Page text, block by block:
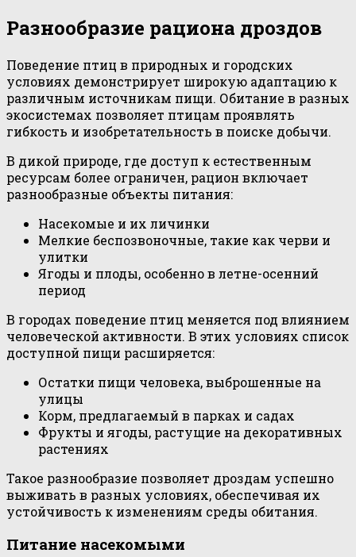
Разнообразие рациона дроздов
Поведение птиц в природных и городских
условиях демонстрирует широкую адаптацию к
различным источникам пищи. Обитание в разных
экосистемах позволяет птицам проявлять
гибкость и изобретательность в поиске добычи.
В дикой природе, где доступ к естественным
ресурсам более ограничен, рацион включает
разнообразные объекты питания:
Насекомые и их личинки
Мелкие беспозвоночные, такие как черви и
улитки
Ягоды и плоды, особенно в летне-осенний
период
В городах поведение птиц меняется под влиянием
человеческой активности. В этих условиях список
доступной пищи расширяется:
Остатки пищи человека, выброшенные на
улицы
Корм, предлагаемый в парках и садах
Фрукты и ягоды, растущие на декоративных
растениях
Такое разнообразие позволяет дроздам успешно
выживать в разных условиях, обеспечивая их
устойчивость к изменениям среды обитания.
Питание насекомыми